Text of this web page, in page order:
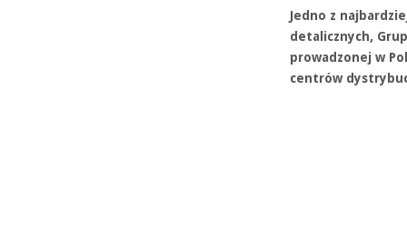
Jedno z
detalicznych,
prowadzonej w
centrów